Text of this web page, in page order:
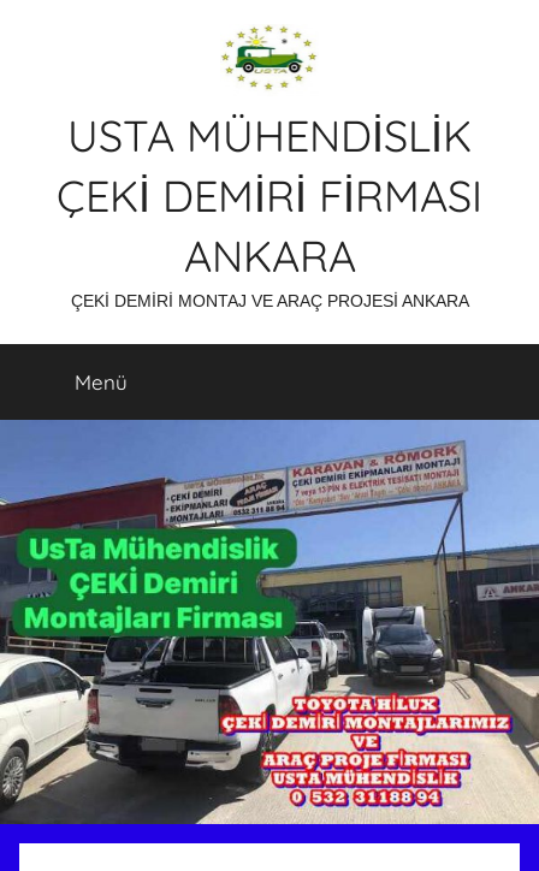
USTA MÜHENDİSLİK
ÇEKİ DEMİRİ FİRMASI
ANKARA
ÇEKİ DEMİRİ MONTAJ VE ARAÇ PROJESİ ANKARA
Menü